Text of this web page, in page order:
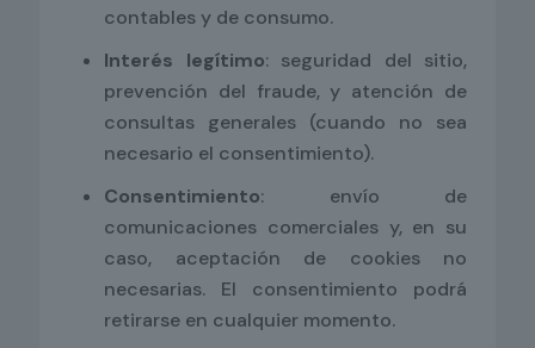
contables y de consumo.
Interés legítimo: seguridad del sitio,
prevención del fraude, y atención de
consultas generales (cuando no sea
necesario el consentimiento).
Consentimiento: envío de
comunicaciones comerciales y, en su
caso, aceptación de cookies no
necesarias. El consentimiento podrá
retirarse en cualquier momento.